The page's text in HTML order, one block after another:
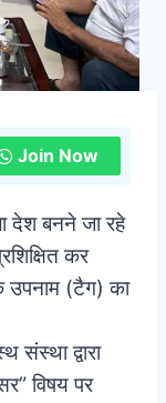
Join Now
देश बनने जा रहे
कर
के उपनाम (टैग) का
संस्था द्वारा
विषय पर